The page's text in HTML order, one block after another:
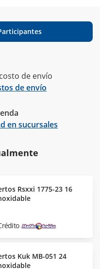
de envío
de envío
en sucursales
Rsxxi 1775-23 16
Kuk MB-051 24